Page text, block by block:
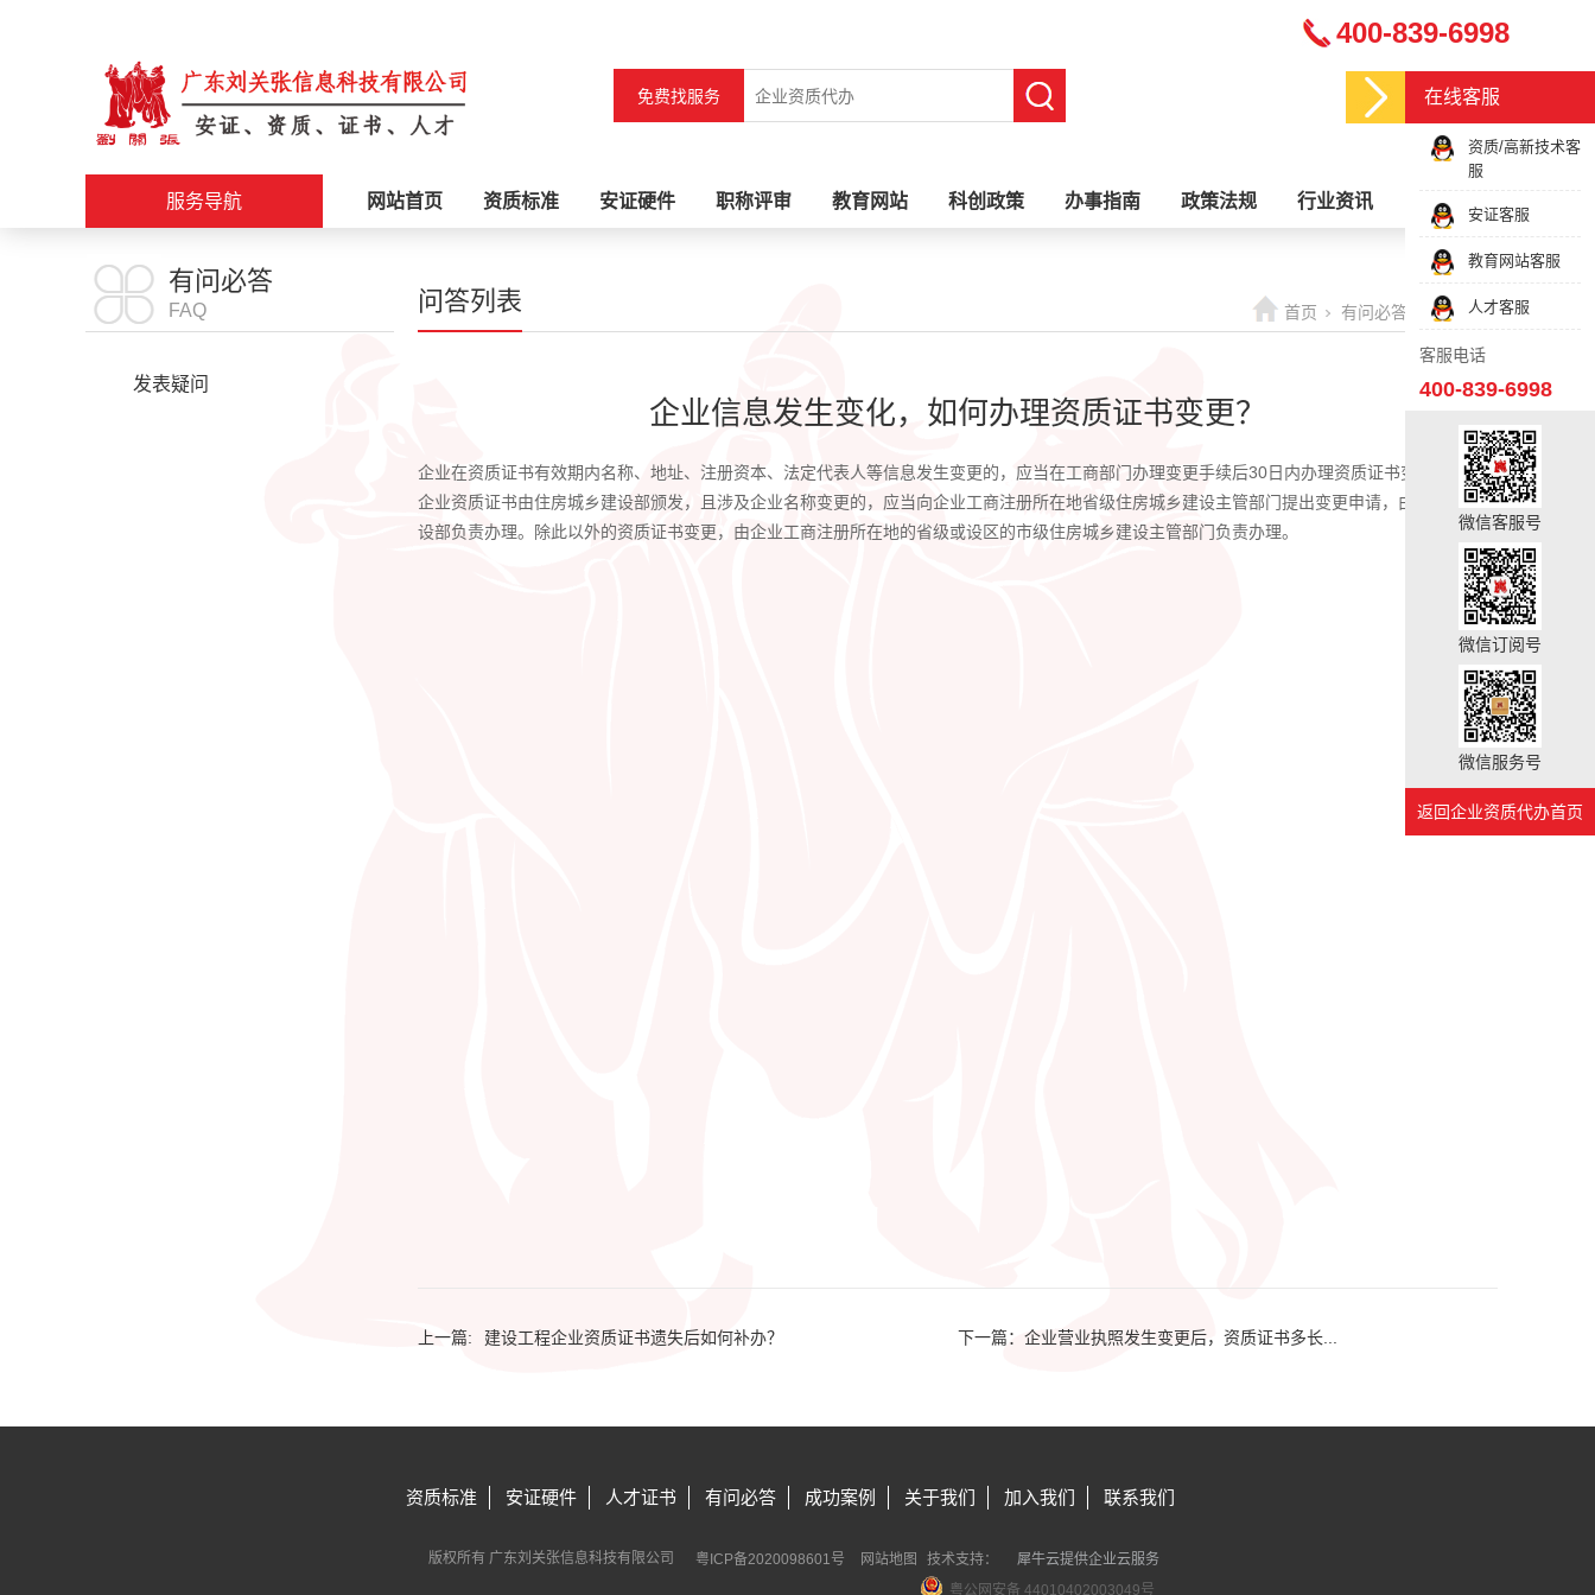
免费找服务
400-839-6998
服务导航 网站首页 资质标准 安证硬件 职称评审 教育网站 科创政策 办事指南 政策法规 行业资讯 关于我们
施工资质
安证办理
有问必答
FAQ
发表疑问
问答列表 首页 有问必答 问答列表
企业信息发生变化，如何办理资质证书变更？
企业在资质证书有效期内名称、地址、注册资本、法定代表人等信息发生变更的，应当在工商部门办理变更手续后30日内办理资质证书变更手续。
企业资质证书由住房城乡建设部颁发，且涉及企业名称变更的，应当向企业工商注册所在地省级住房城乡建设主管部门提出变更申请，由住房城乡建
设部负责办理。除此以外的资质证书变更，由企业工商注册所在地的省级或设区的市级住房城乡建设主管部门负责办理。
上一篇: 建设工程企业资质证书遗失后如何补办？ 下一篇： 企业营业执照发生变更后，资质证书多长...
资质标准 安证硬件 人才证书 有问必答 成功案例 关于我们 加入我们 联系我们
版权所有 广东刘关张信息科技有限公司 犀牛云提供企业云服务
粤ICP备2020098601号
网站地图
犀
技术支持：
粤公网安备 44010402003049号
在线客服
资质/高新技术客
服
安证客服
教育网站客服
人才客服
客服电话
400-839-6998
微信客服号
微信订阅号
微信服务号
返回企业资质代办首页